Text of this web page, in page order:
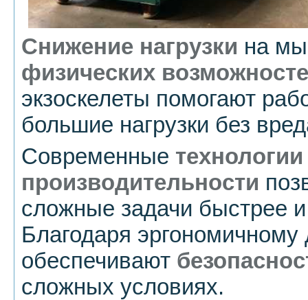
Снижение нагрузки на
физических
экзоскелеты помогают
большие нагрузки без
Современные
производительности
сложные задачи быстрее
Благодаря эргономичному
обеспечивают
сложных условиях.